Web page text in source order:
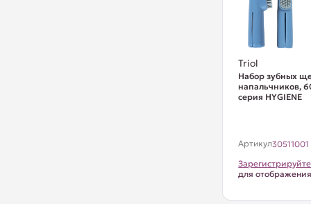
Triol
Набор зубных
напальчников,
серия HYGIENE
Артикул30511001
для